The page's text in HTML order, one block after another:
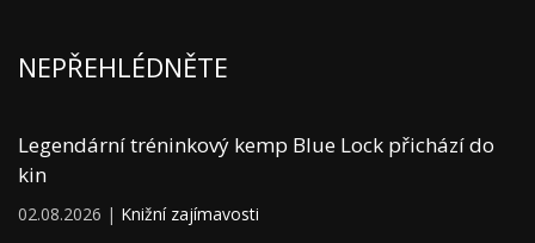
NEPŘEHLÉDNĚTE
Legendární tréninkový kemp Blue Lock přichází do
kin
02.08.2026 | Knižní zajímavosti